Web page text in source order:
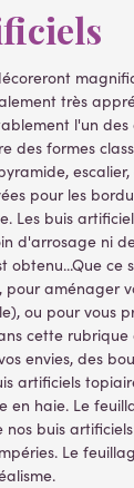
très
l'un
des formes
pour les
Les buis
d'arrosage ni
obtenu...Que ce
pour aménager
ou pour vous
cette
envies, des
artificiels
en haie. Le
buis
Le